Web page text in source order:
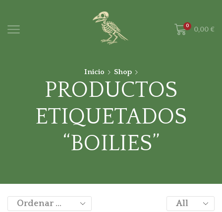
0 0,00 €
Inicio Shop
PRODUCTOS
ETIQUETADOS
“BOILIES”